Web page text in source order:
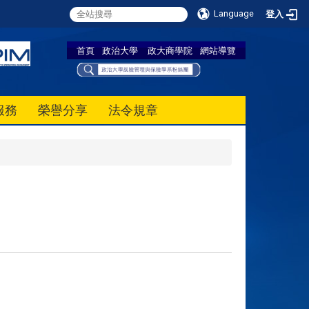
Language 登入
首頁 政治大學 政大商學院 網站導覽
務 榮譽分享 法令規章